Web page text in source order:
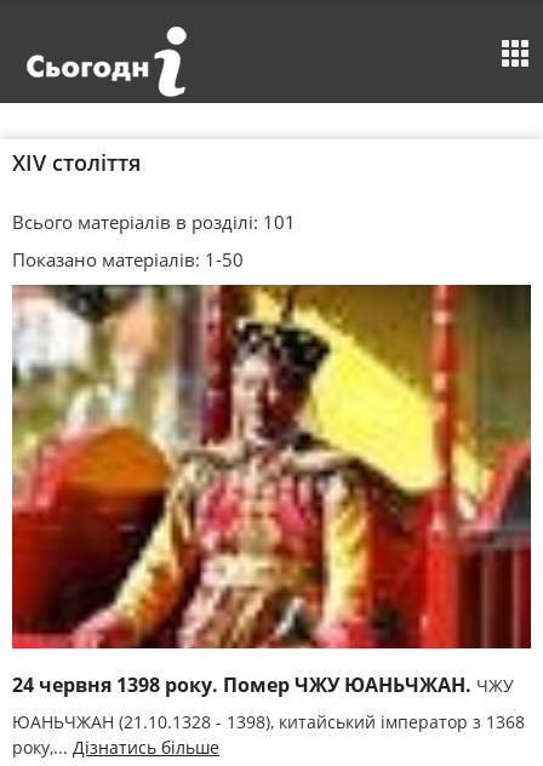
XIV століття
Всього матеріалів в розділі: 101
Показано матеріалів: 1-50
24 червня 1398 року. Помер ЧЖУ ЮАНЬЧЖАН. ЧЖУ
ЮАНЬЧЖАН (21.10.1328 - 1398), китайський імператор з 1368
року,... Дізнатись більше